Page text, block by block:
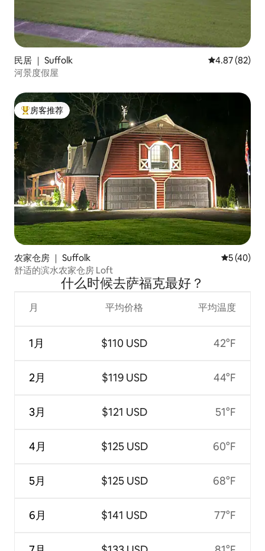
民居 ｜ Suffolk 平均评分
4.87 (82)
河景度假屋
热门「房客推荐」
房客推荐
农家仓房 ｜ Suffolk 平均评分
5 (40)
舒适的滨水农家仓房 Loft
什么时候去萨福克最好？
月
1月
2月
3月
4月
5月
6月
平均价格
$110 USD
$119 USD
$121 USD
$125 USD
$125 USD
$141 USD
平均温度
42°F
44°F
51°F
60°F
68°F
77°F